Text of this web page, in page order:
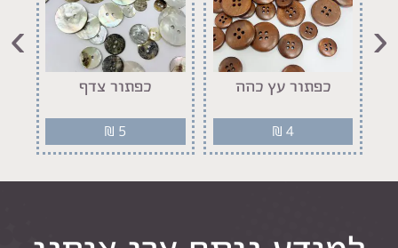
כפתור עץ כהה
₪ 4
כפתור צדף
₪ 5
‹
›